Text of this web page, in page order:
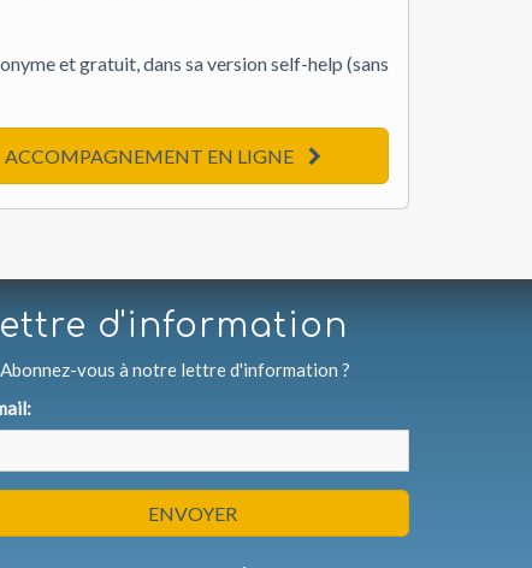
et gratuit, dans sa version self-help (sans
ACCOMPAGNEMENT EN LIGNE
d'information
Abonnez-vous à notre lettre d'information ?
ENVOYER